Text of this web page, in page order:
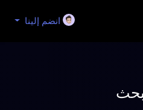
انضم إلينا